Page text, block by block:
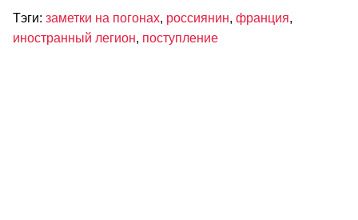
Тэги: заметки на погонах, россиянин, франция,
иностранный легион, поступление